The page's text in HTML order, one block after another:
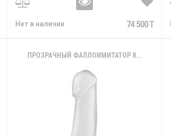
Нет в наличии 74 500 T
ПРОЗРАЧНЫЙ ФАЛЛОИМИТАТОР 8...